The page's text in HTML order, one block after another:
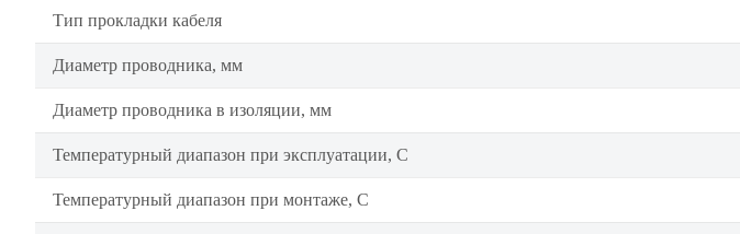
Тип прокладки кабеля
Диаметр проводника, мм
Диаметр проводника в изоляции, мм
Температурный диапазон при эксплуатации, C
Температурный диапазон при монтаже, C